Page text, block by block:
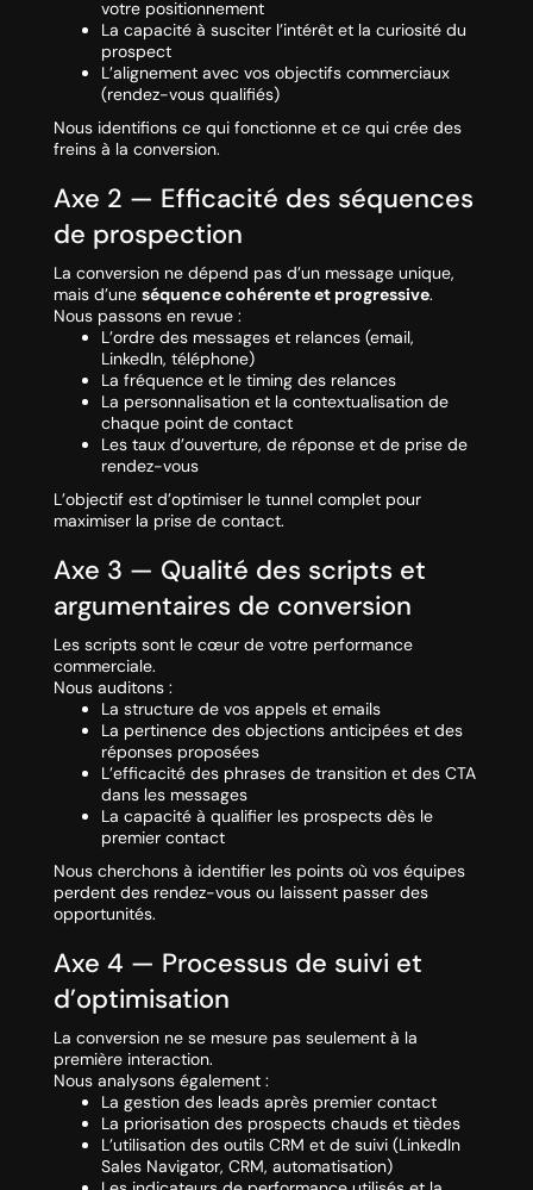
votre positionnement
La capacité à susciter l’intérêt et la curiosité du
prospect
L’alignement avec vos objectifs commerciaux
(rendez-vous qualifiés)
Nous identifions ce qui fonctionne et ce qui crée des
freins à la conversion.
Axe 2 — Efficacité des séquences
de prospection
La conversion ne dépend pas d’un message unique,
mais d’une séquence cohérente et progressive.
Nous passons en revue :
L’ordre des messages et relances (email,
LinkedIn, téléphone)
La fréquence et le timing des relances
La personnalisation et la contextualisation de
chaque point de contact
Les taux d’ouverture, de réponse et de prise de
rendez-vous
L’objectif est d’optimiser le tunnel complet pour
maximiser la prise de contact.
Axe 3 — Qualité des scripts et
argumentaires de conversion
Les scripts sont le cœur de votre performance
commerciale.
Nous auditons :
La structure de vos appels et emails
La pertinence des objections anticipées et des
réponses proposées
L’efficacité des phrases de transition et des CTA
dans les messages
La capacité à qualifier les prospects dès le
premier contact
Nous cherchons à identifier les points où vos équipes
perdent des rendez-vous ou laissent passer des
opportunités.
Axe 4 — Processus de suivi et
d’optimisation
La conversion ne se mesure pas seulement à la
première interaction.
Nous analysons également :
La gestion des leads après premier contact
La priorisation des prospects chauds et tièdes
L’utilisation des outils CRM et de suivi (LinkedIn
Sales Navigator, CRM, automatisation)